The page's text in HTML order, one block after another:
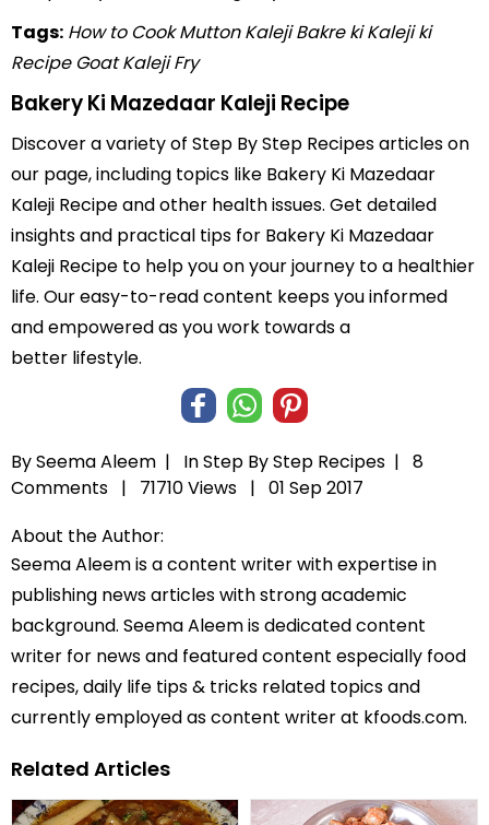
Tags: How to Cook Mutton KalejiBakre ki Kaleji ki
Recipe Goat Kaleji Fry
Bakery Ki Mazedaar Kaleji Recipe
Discover a variety of Step By Step Recipes articles on
our page, including topics like Bakery Ki Mazedaar
Kaleji Recipe and other health issues. Get detailed
insights and practical tips for Bakery Ki Mazedaar
Kaleji Recipe to help you on your journey to a healthier
life. Our easy-to-read content keeps you informed
and empowered as you work towards a
better lifestyle.
By Seema Aleem | InStep By Step Recipes | 8
Comments |
71710 Views | 01 Sep 2017
About the Author:
Seema Aleem is a content writer with expertise in
publishing news articles with strong academic
background. Seema Aleem is dedicated content
writer for news and featured content especially food
recipes, daily life tips & tricks related topics and
currently employed as content writer at kfoods.com.
Related Articles